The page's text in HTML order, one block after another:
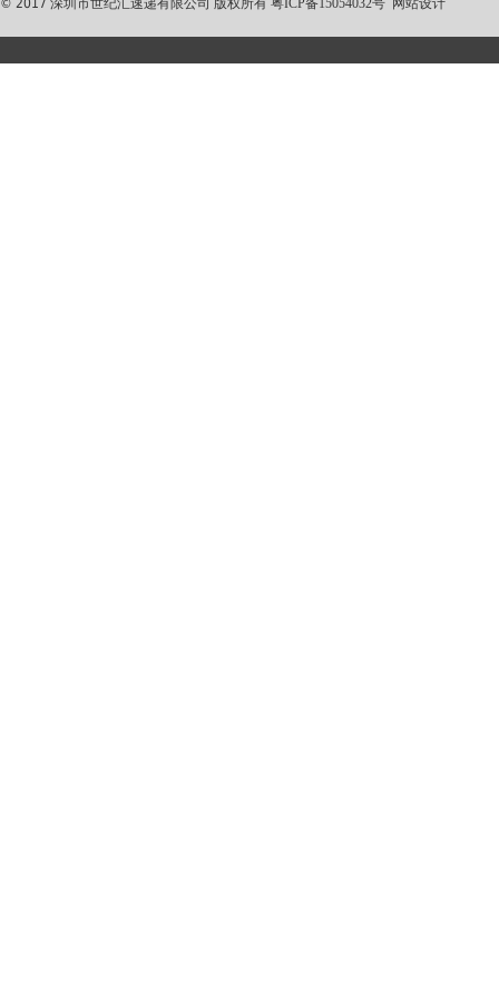
© 2017 深圳市世纪汇速递有限公司 版权所有 粤ICP备15054032号 网站设计